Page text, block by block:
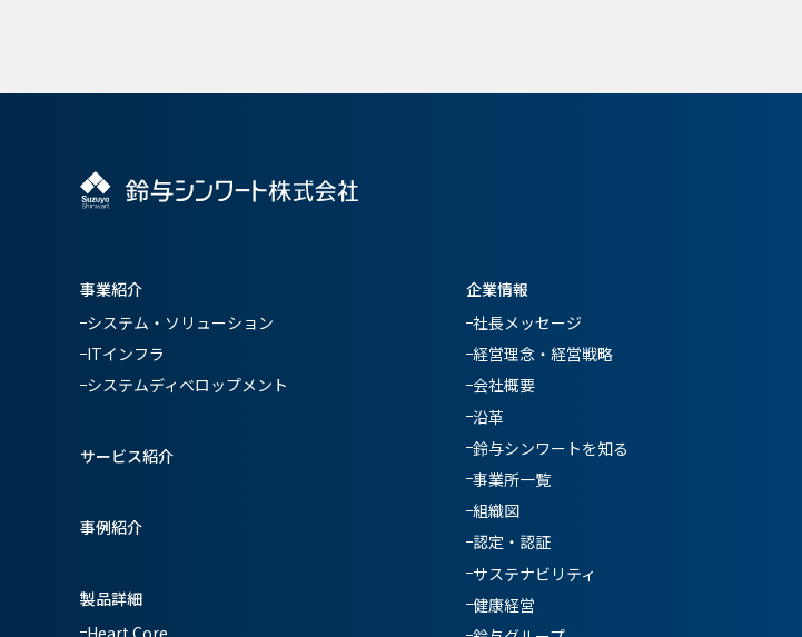
事業紹介
システム・ソリューション
ITインフラ
システムディベロップメント
サービス紹介
事例紹介
製品詳細
Heart Core
企業情報
社長メッセージ
経営理念・経営戦略
会社概要
沿革
鈴与シンワートを知る
事業所一覧
組織図
認定・認証
サステナビリティ
健康経営